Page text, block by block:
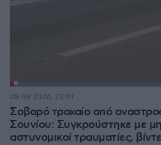
Σοβαρό τροχαίο από
Σουνίου: Συγκρούστηκε με
αστυνομικοί τραυματίες,
08.08.2026, 23:07